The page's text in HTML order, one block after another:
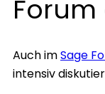
Auch imSage
intensiv